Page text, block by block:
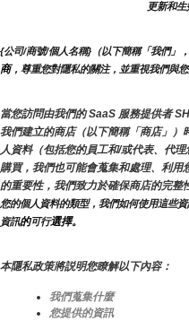
更新和
{公司/商號/個人名稱}（以下簡稱「我們」
商，尊重您對隱私的關注，並重視我們與您
當您訪問由我們的 SaaS 服務提供者
我們建立的商店（以下簡稱「商店」）
人資料（包括您的員工和/或代表、代
購買，我們也可能會蒐集和處理、利用
的重要性，我們致力於確保商店的完整
您的個人資料的類型，我們如何使用這些
資訊的可行選擇。
本隱私政策將説明您瞭解以下內容：
我們蒐集什麼
您提供的資訊